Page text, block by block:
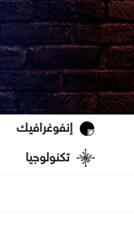
إنفوغرافيك
تكنولوجيا